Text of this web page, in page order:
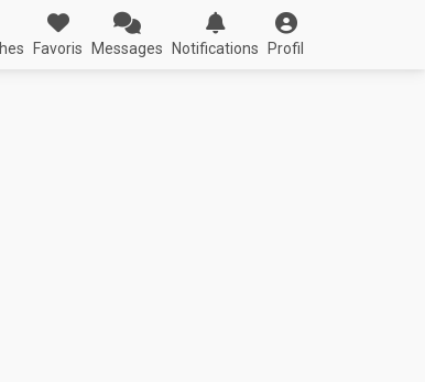
Favoris Messages Notifications Profil